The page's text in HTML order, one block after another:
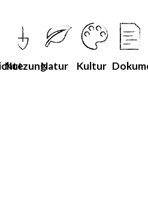
NutzungNatur Kultur